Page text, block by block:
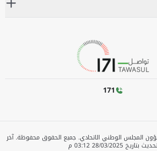
171
المجلس الوطني الاتحادي. جميع الحقوق محفوظة.آخر
بتاريخ 28/03/2025 03:12 م